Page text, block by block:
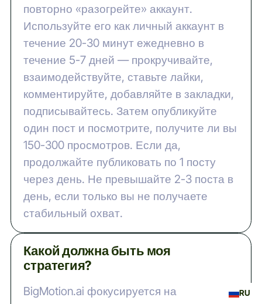
повторно «разогрейте» аккаунт.
Используйте его как личный аккаунт в
течение 20-30 минут ежедневно в
течение 5-7 дней — прокручивайте,
взаимодействуйте, ставьте лайки,
комментируйте, добавляйте в закладки,
подписывайтесь. Затем опубликуйте
один пост и посмотрите, получите ли вы
150-300 просмотров. Если да,
продолжайте публиковать по 1 посту
через день. Не превышайте 2-3 поста в
день, если только вы не получаете
стабильный охват.
Какой должна быть моя
стратегия?
BigMotion.ai фокусируется на
RU